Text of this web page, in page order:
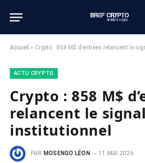
Accueil » Crypto : 858 M$ d’entrées relancent le
ACTU CRYPTO
Crypto : 858 M$
relancent le signal
institutionnel
PAR MOSENGO LÉON
11 MAI 2026